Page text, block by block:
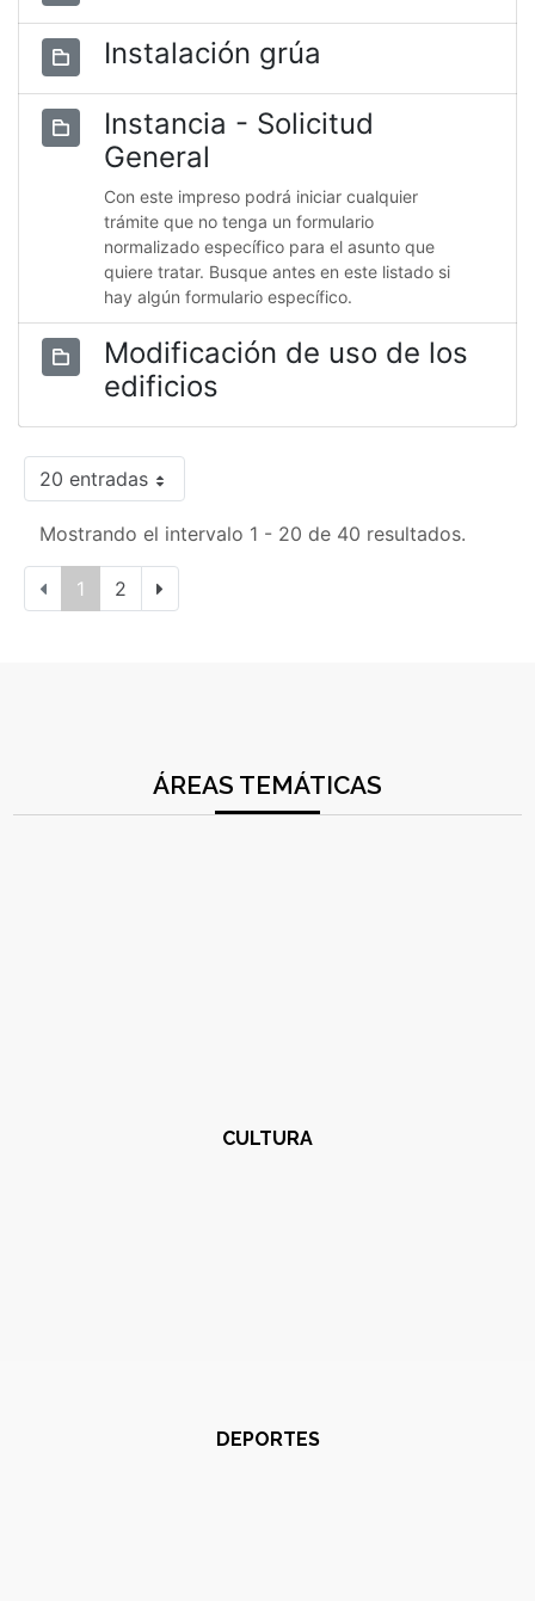
Instalación grúa
Instancia - Solicitud
General
Con este impreso podrá iniciar cualquier
trámite que no tenga un formulario
normalizado específico para el asunto que
quiere tratar. Busque antes en este listado si
hay algún formulario específico.
Modificación de uso de los
edificios
20 entradas
Mostrando el intervalo 1 - 20 de 40 resultados.
1 2
ÁREAS TEMÁTICAS
CULTURA
DEPORTES